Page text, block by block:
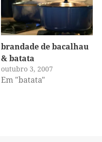
brandade de bacalhau
& batata
outubro 3, 2007
Em "batata"